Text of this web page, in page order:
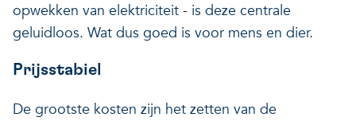
opwekken van elektriciteit - is deze centrale
geluidloos. Wat dus goed is voor mens en dier.
Prijsstabiel
De grootste kosten zijn het zetten van de